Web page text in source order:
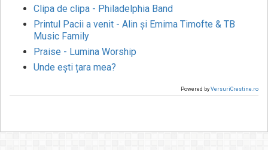
Clipa de clipa - Philadelphia Band
Printul Pacii a venit - Alin și Emima Timofte & TB
Music Family
Praise - Lumina Worship
Unde ești țara mea?
Powered by VersuriCrestine.ro